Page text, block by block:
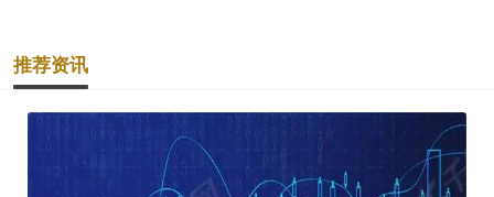
推荐资讯